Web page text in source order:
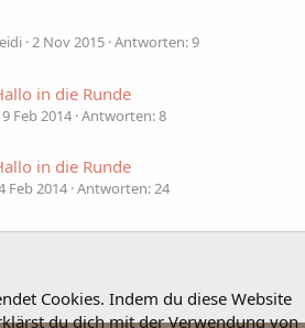
2 Nov 2015 Antworten: 9
in die Runde
9 Feb 2014 Antworten: 8
in die Runde
Feb 2014 Antworten: 24
Cookies. Indem du diese Website
du dich mit der Verwendung von